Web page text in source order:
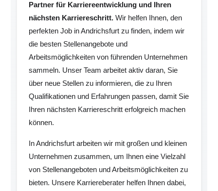
Partner für Karriereentwicklung und Ihren
nächsten Karriereschritt. Wir helfen Ihnen, den
perfekten Job in Andrichsfurt zu finden, indem wir
die besten Stellenangebote und
Arbeitsmöglichkeiten von führenden Unternehmen
sammeln. Unser Team arbeitet aktiv daran, Sie
über neue Stellen zu informieren, die zu Ihren
Qualifikationen und Erfahrungen passen, damit Sie
Ihren nächsten Karriereschritt erfolgreich machen
können.
In Andrichsfurt arbeiten wir mit großen und kleinen
Unternehmen zusammen, um Ihnen eine Vielzahl
von Stellenangeboten und Arbeitsmöglichkeiten zu
bieten. Unsere Karriereberater helfen Ihnen dabei,